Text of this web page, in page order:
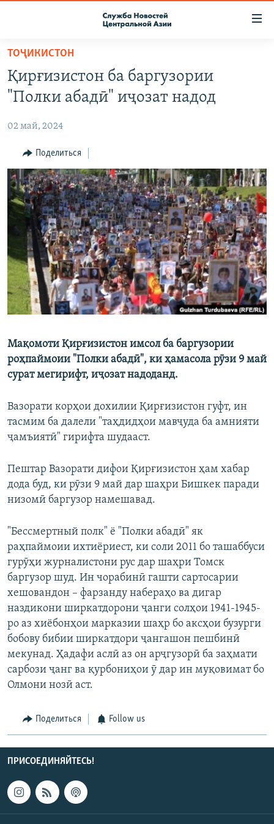
Вернуться
основному
содержанию
навигации
Вернутся
поиску
ПОДПИСКА
RFE/RL ДИРЕКТ
НАСТОЯЩЕЕ ВРЕМЯ
МИГРАНТ МЕДИА
ТОҶИКИСТОН
Қирғизистон ба баргузории
"Полки абадӣ" иҷозат надод
02 май, 2024
Поделиться
Мақомоти Қирғизистон имсол ба баргузории
роҳпаймоии "Полки абадӣ", ки ҳамасола рӯзи 9 май
сурат мегирифт, иҷозат надоданд.
Вазорати корҳои дохилии Қирғизистон гуфт, ин
тасмим ба далели "таҳдидҳои мавҷуда ба амнияти
ҷамъиятӣ" гирифта шудааст.
Пештар Вазорати дифои Қирғизистон ҳам хабар
дода буд, ки рӯзи 9 май дар шаҳри Бишкек паради
низомӣ баргузор намешавад.
"Бессмертный полк" ё "Полки абадӣ" як
раҳпаймоии ихтиёриест, ки соли 2011 бо ташаббуси
гурӯҳи журналистони рус дар шаҳри Томск
баргузор шуд. Ин чорабинӣ гашти сартосарии
хешовандон – фарзанду набераҳо ва дигар
наздикони ширкатдорони ҷанги солҳои 1941-1945-
ро аз хиёбонҳои марказии шаҳр бо аксҳои бузурги
бобову бибии ширкатдори ҷангашон пешбинӣ
мекунад. Ҳадафи аслӣ аз он арҷгузорӣ ба заҳмати
сарбози ҷанг ва қурбониҳои ӯ дар ин муқовимат бо
Олмони нозӣ аст.
Поделиться Follow us
ПРИСОЕДИНЯЙТЕСЬ!